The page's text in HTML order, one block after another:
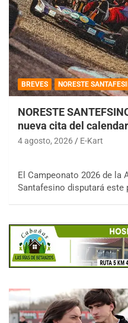
BREVES NORESTE
NORESTE
nueva cita del
4 agosto, 2026 E-Kart
El Campeonato 2026 de la
Santafesino disputará este